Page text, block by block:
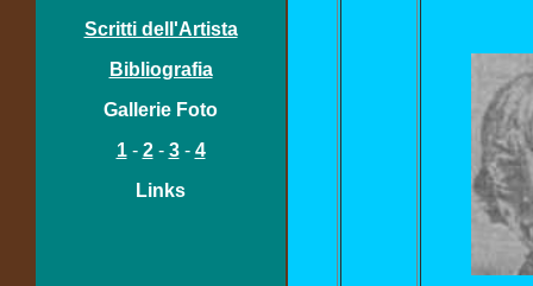
Scritti dell'Artista
Bibliografia
Gallerie Foto
1- 2- 3- 4
Links